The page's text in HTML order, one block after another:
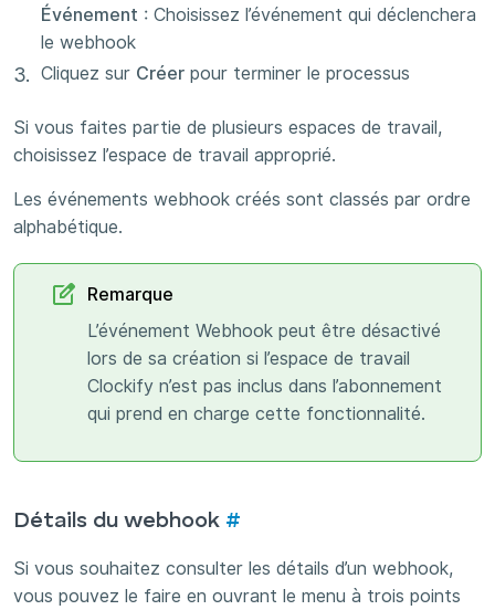
Événement : Choisissez l’événement qui déclenchera
le webhook
Cliquez sur Créer pour terminer le processus
Si vous faites partie de plusieurs espaces de travail,
choisissez l’espace de travail approprié.
Les événements webhook créés sont classés par ordre
alphabétique.
Remarque
L’événement Webhook peut être désactivé
lors de sa création si l’espace de travail
Clockify n’est pas inclus dans l’abonnement
qui prend en charge cette fonctionnalité.
Détails du webhook #
Si vous souhaitez consulter les détails d’un webhook,
vous pouvez le faire en ouvrant le menu à trois points